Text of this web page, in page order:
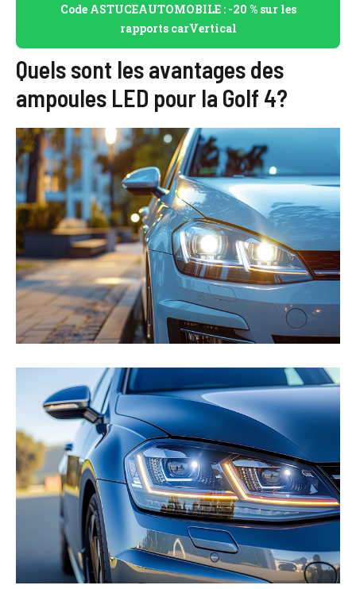
Code ASTUCEAUTOMOBILE : -20 % sur les
rapports carVertical
Quels sont les avantages des
ampoules LED pour la Golf 4?